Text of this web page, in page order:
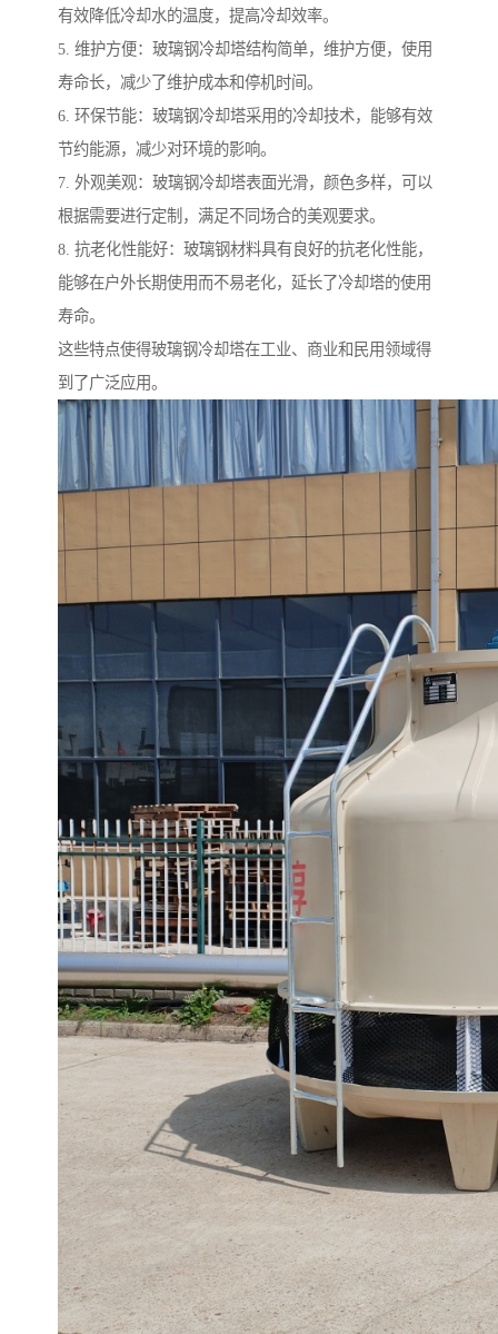
有效降低冷却水的温度，提高冷却效率。
5. 维护方便：玻璃钢冷却塔结构简单，维护方便，使用
寿命长，减少了维护成本和停机时间。
6. 环保节能：玻璃钢冷却塔采用的冷却技术，能够有效
节约能源，减少对环境的影响。
7. 外观美观：玻璃钢冷却塔表面光滑，颜色多样，可以
根据需要进行定制，满足不同场合的美观要求。
8. 抗老化性能好：玻璃钢材料具有良好的抗老化性能，
能够在户外长期使用而不易老化，延长了冷却塔的使用
寿命。
这些特点使得玻璃钢冷却塔在工业、商业和民用领域得
到了广泛应用。